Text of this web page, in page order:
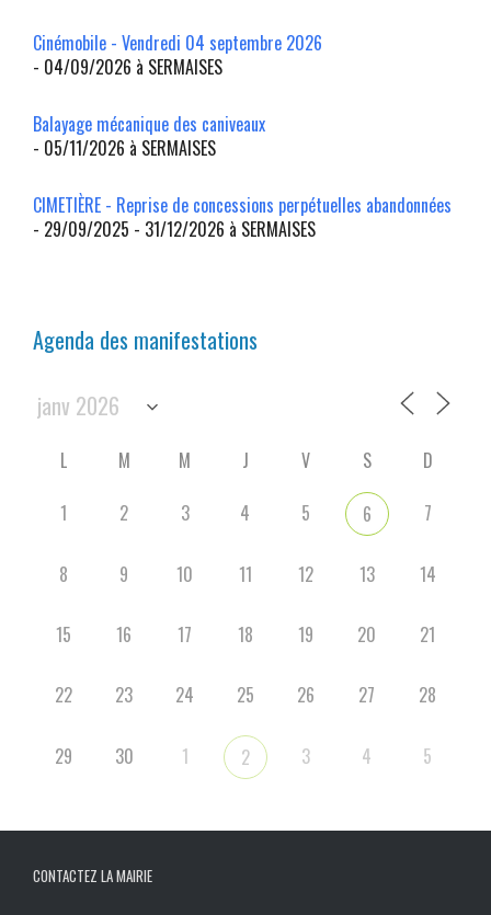
Cinémobile - Vendredi 04 septembre 2026
- 04/09/2026 à SERMAISES
Balayage mécanique des caniveaux
- 05/11/2026 à SERMAISES
CIMETIÈRE - Reprise de concessions perpétuelles abandonnées
- 29/09/2025 - 31/12/2026 à SERMAISES
Agenda des manifestations
L M M J V S
D
1
2 3 4 5 6 7
8 9 10 11 12 13 14
15 16 17 18 19 20 21
22 23 24 25 26 27 28
29 30 1 2 3 4 5
CONTACTEZ LA MAIRIE